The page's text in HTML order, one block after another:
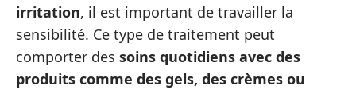
irritation, il est important de travailler la
sensibilité. Ce type de traitement peut
comporter des soins quotidiens avec des
produits comme des gels, des crèmes ou